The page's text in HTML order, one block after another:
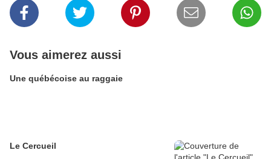
Vous aimerez aussi
Une québécoise au raggaie
Le Cercueil